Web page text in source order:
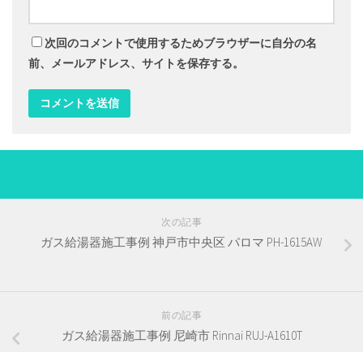
次回のコメントで使用するためブラウザーに自分の名
前、メールアドレス、サイトを保存する。
次の記事
ガス給湯器施工事例 神戸市中央区 パロマ PH-1615AW
前の記事
ガス給湯器施工事例 尼崎市 Rinnai RUJ-A1610T